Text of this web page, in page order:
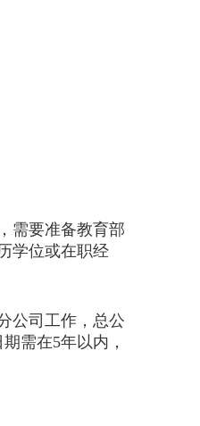
需要准备教育部
学位或在职经
公司工作，总公
需在5年以内，